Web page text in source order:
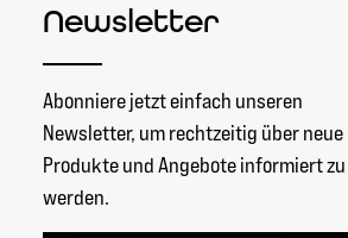
Newsletter
Abonniere jetzt einfach unseren
Newsletter, um rechtzeitig über neue
Produkte und Angebote informiert zu
werden.